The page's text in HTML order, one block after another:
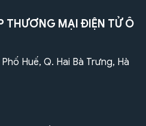
THƯƠNG MẠI ĐIỆN TỬ Ô
Huế, Q. Hai Bà Trưng, Hà